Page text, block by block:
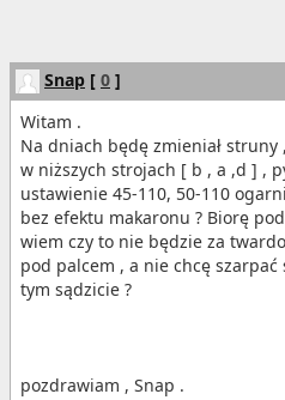
Snap [ 0 ]
Witam .
Na dniach będę zmieniał
w niższych strojach [ b , a ,d ] ,
ustawienie 45-110, 50-110
bez efektu makaronu ? Biorę
wiem czy to nie będzie za
pod palcem , a nie chcę szarpać
tym sądzicie ?
pozdrawiam , Snap .